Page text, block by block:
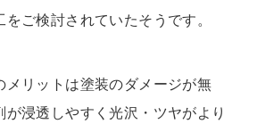
をご検討されていたそうです。
メリットは塗装のダメージが無
が浸透しやすく光沢・ツヤがより